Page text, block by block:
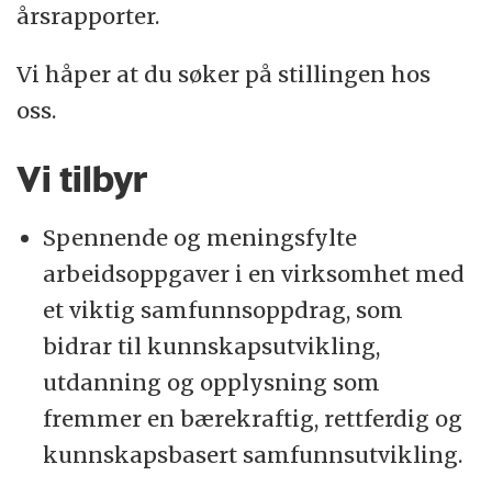
årsrapporter.
Vi håper at du søker på stillingen hos
oss.
Vi tilbyr
Spennende og meningsfylte
arbeidsoppgaver i en virksomhet med
et viktig samfunnsoppdrag, som
bidrar til kunnskapsutvikling,
utdanning og opplysning som
fremmer en bærekraftig, rettferdig og
kunnskapsbasert samfunnsutvikling.